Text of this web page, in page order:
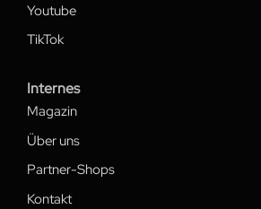
Youtube
TikTok
Internes
Magazin
Über uns
Partner-Shops
Kontakt